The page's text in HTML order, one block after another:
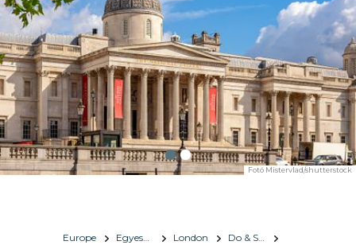
Fotó Mistervlad/shutterstock
Europe Egyesült Királyság London
Do & See